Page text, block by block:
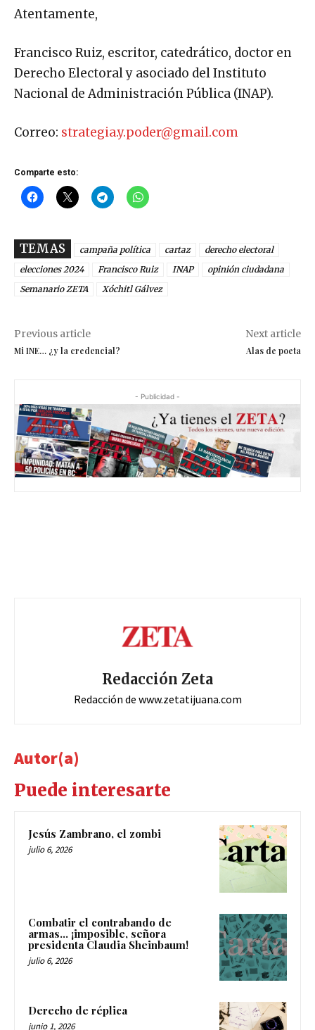
Atentamente,
Francisco Ruiz, escritor, catedrático, doctor en
Derecho Electoral y asociado del Instituto
Nacional de Administración Pública (INAP).
Correo: strategia.y.poder@gmail.com
Comparte esto:
TEMAS campaña política cartaz
derecho electoral
elecciones 2024
Francisco Ruiz INAP
opinión ciudadana
Semanario ZETA
Xóchitl Gálvez
Previous article
Mi INE… ¿y la credencial?
Next article
Alas de poeta
- Publicidad -
Redacción Zeta
Redacción de www.zetatijuana.com
Autor(a)
Puede interesarte
Jesús Zambrano, el zombi
julio 6, 2026
Combatir el contrabando de
armas… ¡imposible, señora
presidenta Claudia Sheinbaum!
julio 6, 2026
Derecho de réplica
junio 1, 2026